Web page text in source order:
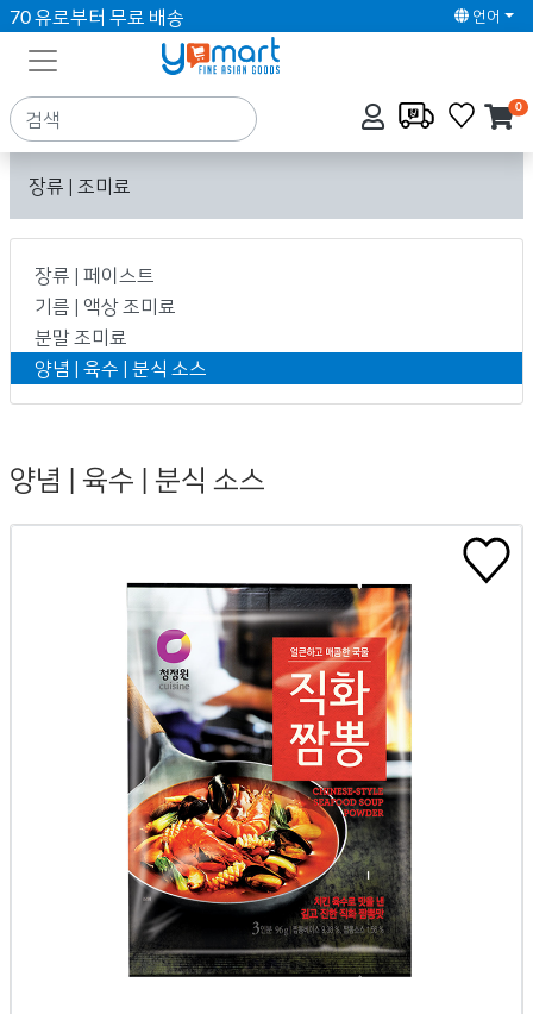
70 유로부터 무료 배송 언어
0
장류 | 조미료
장류 | 페이스트
기름 | 액상 조미료
분말 조미료
양념 | 육수 | 분식 소스
양념 | 육수 | 분식 소스